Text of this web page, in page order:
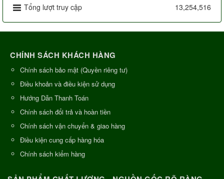
Tổng lượt truy cập
13,254,516
CHÍNH SÁCH KHÁCH HÀNG
Chính sách bảo mật (Quyền riêng tư)
Điều khoản và điều kiện sử dụng
Hướng Dẫn Thanh Toán
Chính sách đổi trả và hoàn tiền
Chính sách vận chuyển & giao hàng
Điều kiện cung cấp hàng hóa
Chính sách kiểm hàng